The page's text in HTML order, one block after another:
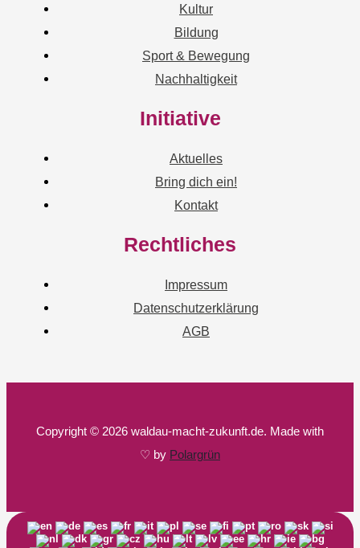
Kultur
Bildung
Sport & Bewegung
Nachhaltigkeit
Initiative
Aktuelles
Bring dich ein!
Kontakt
Rechtliches
Impressum
Datenschutzerklärung
AGB
Copyright © 2026 waldau-macht-zukunft.de. Made with
♡ by Polargrün